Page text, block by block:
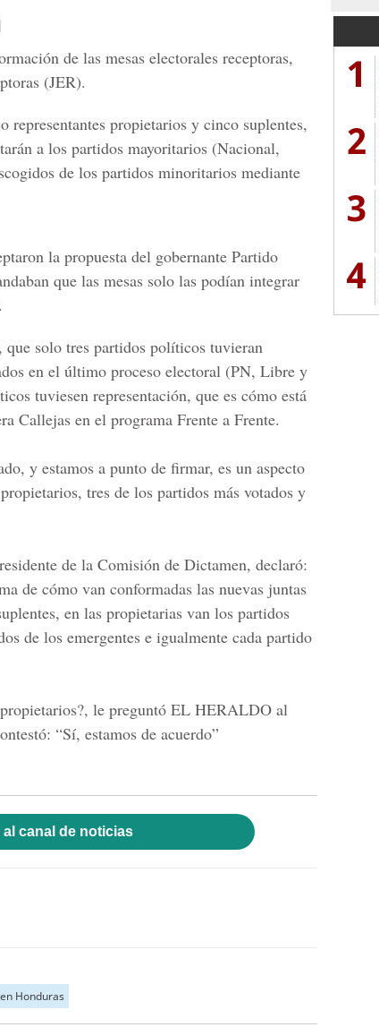
de las mesas electorales receptoras,
(JER).
representantes propietarios y cinco suplentes,
a los partidos mayoritarios (Nacional,
de los partidos minoritarios mediante
la propuesta del gobernante Partido
que las mesas solo las podían integrar
solo tres partidos políticos tuvieran
en el último proceso electoral (PN, Libre y
tuviesen representación, que es cómo está
Callejas en el programa Frente a Frente.
y estamos a punto de firmar, es un aspecto
tres de los partidos más votados y
de la Comisión de Dictamen, declaró:
de cómo van conformadas las nuevas juntas
en las propietarias van los partidos
de los emergentes e igualmente cada partido
le preguntó EL HERALDO al
“Sí, estamos de acuerdo”
al canal de noticias
Honduras
1
2
3
4